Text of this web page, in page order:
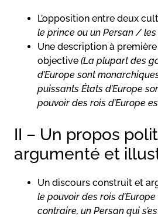
L’opposition entre deux
le prince ou un Persan / les
Une description à
objective (La plupart des
d’Europe sont
puissants États d’Europe
pouvoir des rois d’Europe
II – Un propos
argumenté et
Un discours construit et
le pouvoir des rois
contraire, un Persan qui